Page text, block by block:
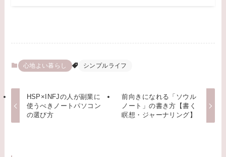
心地よい暮らし シンプルライフ
HSP×INFJの人が副業に
使うべきノートパソコン
の選び方
前向きになれる「ソウル
ノート」の書き方【書く
瞑想・ジャーナリング】